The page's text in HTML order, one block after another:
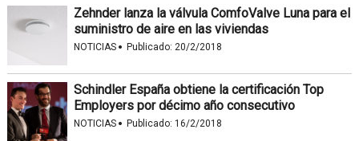
Zehnder lanza la válvula ComfoValve Luna para el
suministro de aire en las viviendas
NOTICIAS · Publicado: 20/2/2018
Schindler España obtiene la certificación Top
Employers por décimo año consecutivo
NOTICIAS · Publicado: 16/2/2018